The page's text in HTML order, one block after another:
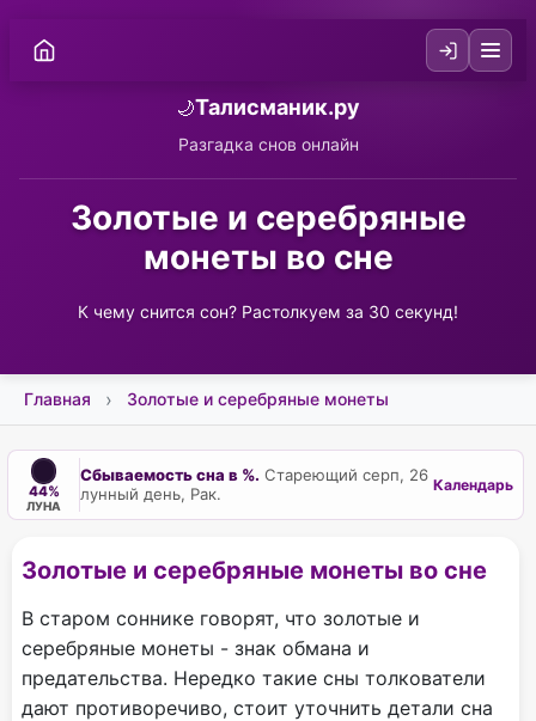
🌙Талисманик.ру
Разгадка снов онлайн
Золотые и серебряные
монеты во сне
К чему снится сон? Растолкуем за 30 секунд!
Главная Золотые и серебряные монеты
44%
ЛУНА
Сбываемость сна в %. Стареющий серп, 26
лунный день, Рак.
Календарь
Золотые и серебряные монеты во сне
В старом соннике говорят, что золотые и
серебряные монеты - знак обмана и
предательства. Нередко такие сны толкователи
дают противоречиво, стоит уточнить детали сна